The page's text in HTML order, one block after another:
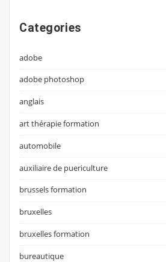
Categories
adobe
adobe photoshop
anglais
art thérapie formation
automobile
auxiliaire de puericulture
brussels formation
bruxelles
bruxelles formation
bureautique